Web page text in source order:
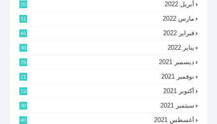
أبريل 2022 20
مارس 2022 31
فبراير 2022 46
يناير 2022 30
ديسمبر 2021 29
نوفمبر 2021 21
أكتوبر 2021 19
سبتمبر 2021 30
أغسطس 2021 40